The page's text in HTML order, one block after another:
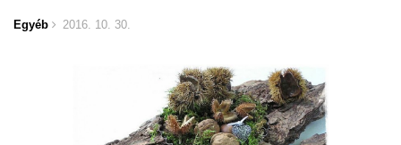
Egyéb 2016. 10. 30.